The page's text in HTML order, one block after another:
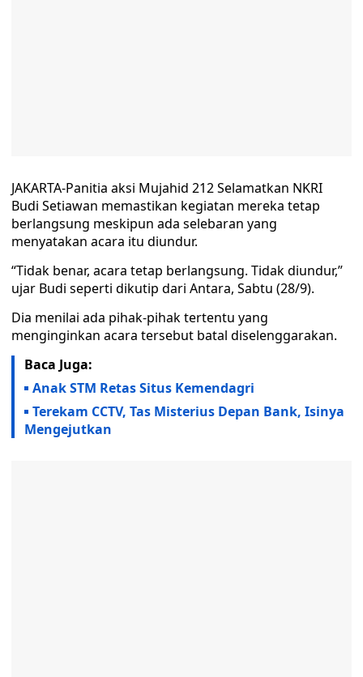
JAKARTA-Panitia aksi Mujahid 212 Selamatkan NKRI
Budi Setiawan memastikan kegiatan mereka tetap
berlangsung meskipun ada selebaran yang
menyatakan acara itu diundur.
“Tidak benar, acara tetap berlangsung. Tidak diundur,”
ujar Budi seperti dikutip dari Antara, Sabtu (28/9).
Dia menilai ada pihak-pihak tertentu yang
menginginkan acara tersebut batal diselenggarakan.
Baca Juga:
Anak STM Retas Situs Kemendagri
Terekam CCTV, Tas Misterius Depan Bank, Isinya
Mengejutkan